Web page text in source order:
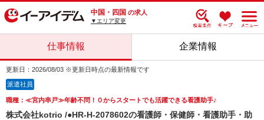
中国・四国 の求人
▼エリア変更
仕事情報 企業情報
更新日：2026/08/03 ※更新日時点の最新情報です
派遣社員
職種：≪宮内串戸≫年齢不問！０からスタートでも活躍できる看護助手♪
株式会社kotrio /●HR-H-2078602の看護師・保健師・看護助手・助